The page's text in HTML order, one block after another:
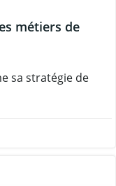
métiers de
sa stratégie de